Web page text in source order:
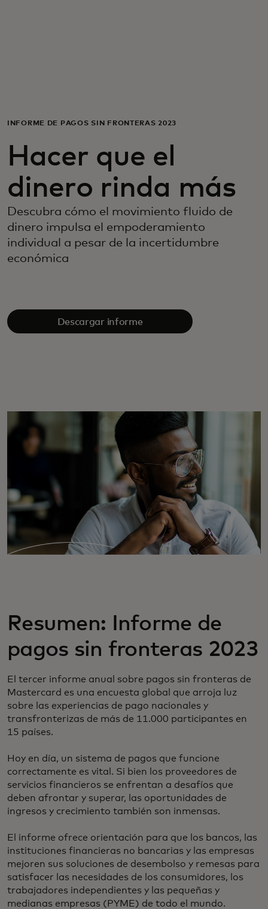
Noticias y tendencias
INFORME DE PAGOS SIN FRONTERAS 2023
Hacer que el
dinero rinda más
Descubra cómo el movimiento fluido de
dinero impulsa el empoderamiento
individual a pesar de la incertidumbre
económica
Descargar informe
Resumen: Informe de
pagos sin fronteras 2023
El tercer informe anual sobre pagos sin fronteras de
Mastercard es una encuesta global que arroja luz
sobre las experiencias de pago nacionales y
transfronterizas de más de 11.000 participantes en
15 países.
Hoy en día, un sistema de pagos que funcione
correctamente es vital. Si bien los proveedores de
servicios financieros se enfrentan a desafíos que
deben afrontar y superar, las oportunidades de
ingresos y crecimiento también son inmensas.
El informe ofrece orientación para que los bancos, las
instituciones financieras no bancarias y las empresas
mejoren sus soluciones de desembolso y remesas para
satisfacer las necesidades de los consumidores, los
trabajadores independientes y las pequeñas y
medianas empresas (PYME) de todo el mundo.